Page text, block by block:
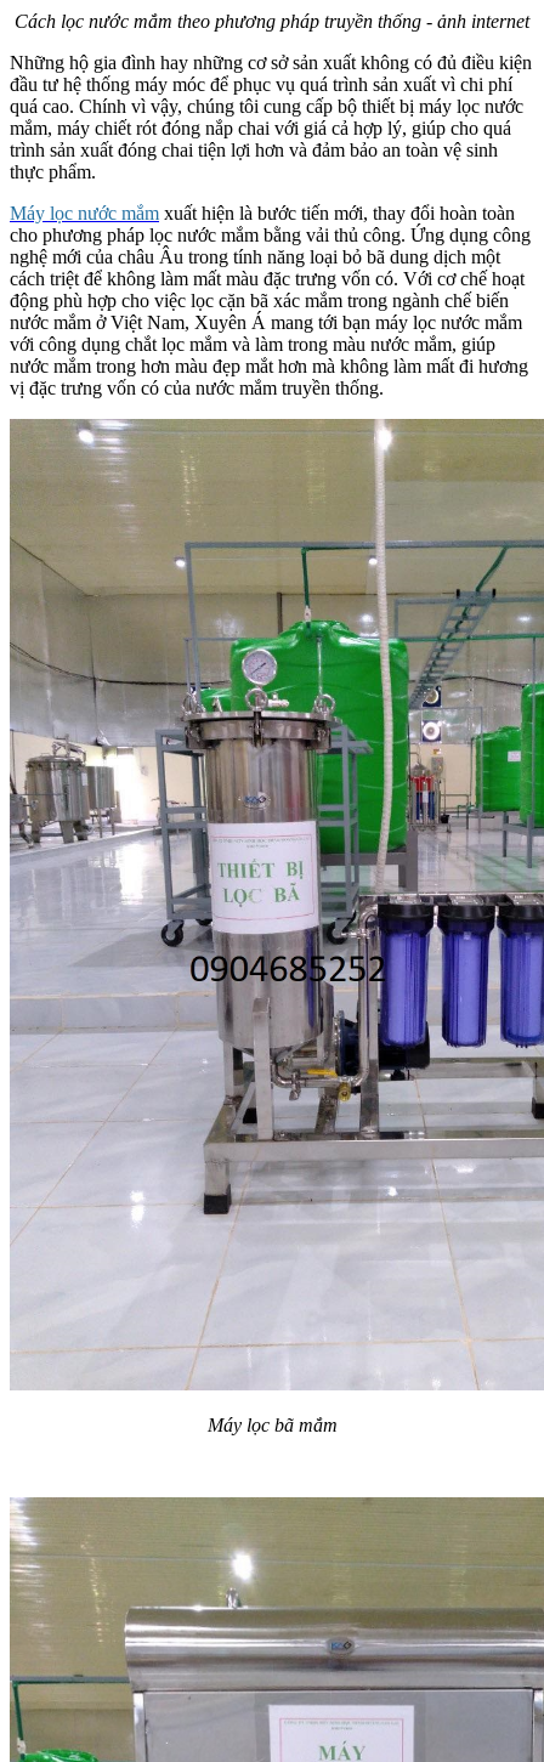
Cách lọc nước mắm theo phương pháp truyền thống - ảnh internet
Những hộ gia đình hay những cơ sở sản xuất không có đủ điều kiện
đầu tư hệ thống máy móc để phục vụ quá trình sản xuất vì chi phí
quá cao. Chính vì vậy, chúng tôi cung cấp bộ thiết bị máy lọc nước
mắm, máy chiết rót đóng nắp chai với giá cả hợp lý, giúp cho quá
trình sản xuất đóng chai tiện lợi hơn và đảm bảo an toàn vệ sinh
thực phẩm.
Máy lọc nước mắm xuất hiện là bước tiến mới, thay đổi hoàn toàn
cho phương pháp lọc nước mắm bằng vải thủ công. Ứng dụng công
nghệ mới của châu Âu trong tính năng loại bỏ bã dung dịch một
cách triệt để không làm mất màu đặc trưng vốn có. Với cơ chế hoạt
động phù hợp cho việc lọc cặn bã xác mắm trong ngành chế biến
nước mắm ở Việt Nam, Xuyên Á mang tới bạn máy lọc nước mắm
với công dụng chắt lọc mắm và làm trong màu nước mắm, giúp
nước mắm trong hơn màu đẹp mắt hơn mà không làm mất đi hương
vị đặc trưng vốn có của nước mắm truyền thống.
Máy lọc bã mắm